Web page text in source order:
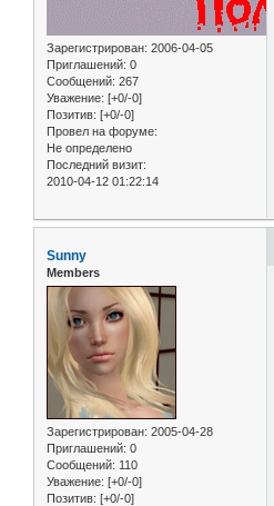
Зарегистрирован: 2006-04-05
Приглашений: 0
Сообщений: 267
Уважение: [+0/-0]
Позитив: [+0/-0]
Провел на форуме:
Не определено
Последний визит:
2010-04-12 01:22:14
Sunny
Members
Зарегистрирован: 2005-04-28
Приглашений: 0
Сообщений: 110
Уважение: [+0/-0]
Позитив: [+0/-0]